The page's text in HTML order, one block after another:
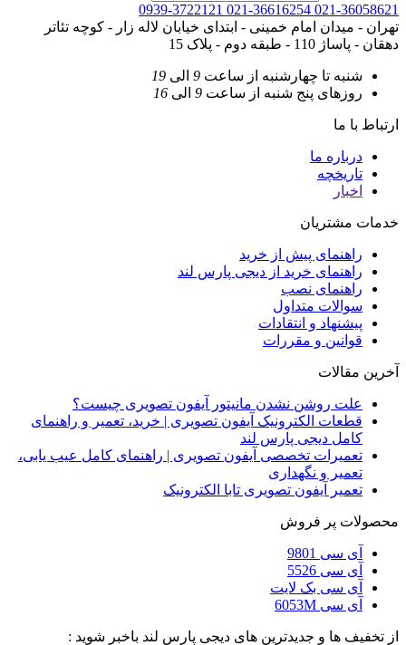
021-36058621
021-36616254
0939-3722121
تهران - میدان امام خمینی - ابتدای خیابان لاله زار - کوچه تئاتر
دهقان - پاساژ 110 - طبقه دوم - پلاک 15
شنبه تا چهارشنبه از ساعت 9 الی 19
روزهای پنج شنبه از ساعت 9 الی 16
ارتباط با ما
درباره ما
تاریخچه
اخبار
خدمات مشتریان
راهنمای پیش از خرید
راهنمای خرید از دیجی پارس لند
راهنمای نصب
سوالات متداول
پیشنهاد و انتقادات
قوانین و مقررات
آخرین مقالات
علت روشن نشدن مانیتور آیفون تصویری چیست؟
قطعات الکترونیک آیفون تصویری | خرید، تعمیر و راهنمای
کامل دیجی پارس لند
تعمیرات تخصصی آیفون تصویری | راهنمای کامل عیب یابی،
تعمیر و نگهداری
تعمیر آیفون تصویری تابا الکترونیک
محصولات پر فروش
آی سی 9801
آی سی 5526
آی سی بک لایت
آی سی 6053M
از تخفیف ها و جدیدترین های دیجی پارس لند باخبر شوید :